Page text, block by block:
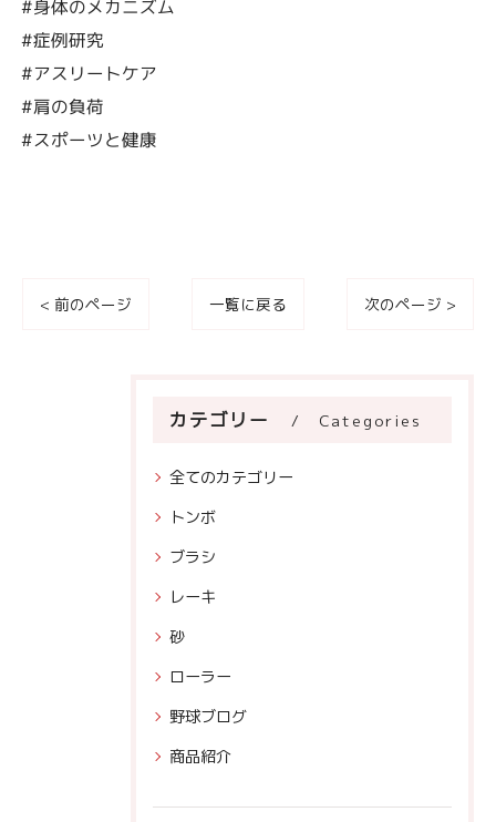
#身体のメカニズム
#症例研究
#アスリートケア
#肩の負荷
#スポーツと健康
< 前のページ 一覧に戻る 次のページ >
カテゴリー Categories
全てのカテゴリー
トンボ
ブラシ
レーキ
砂
ローラー
野球ブログ
商品紹介